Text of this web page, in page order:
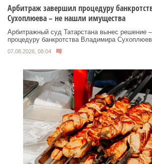
Арбитраж завершил процедуру
Сухоплюева – не нашли имущества
Арбитражный суд Татарстана вынес решение
процедуру банкротства Владимира
07.08.2026, 08:04